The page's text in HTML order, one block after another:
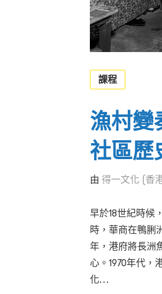
課程
漁村變
社區歷
由 得一文化 (香
早於18世紀時候
時，華商在鴨脷
年，港府將長洲
心。1970年代，
化…